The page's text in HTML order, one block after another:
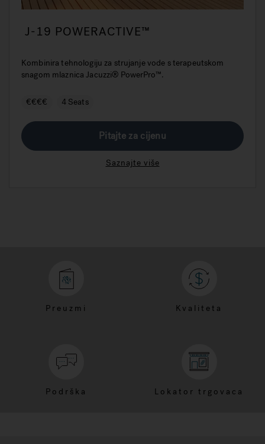
J-19 POWERACTIVE™
Kombinira tehnologiju za strujanje vode s terapeutskom
snagom mlaznica Jacuzzi® PowerPro™.
€€€€ 4 Seats
Pitajte za cijenu
Saznajte više
Preuzmi Kvaliteta
Podrška Lokator trgovaca